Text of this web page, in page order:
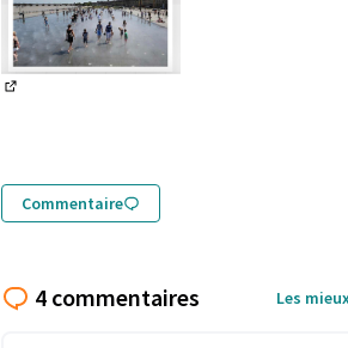
Commentaire
4 commentaires Les